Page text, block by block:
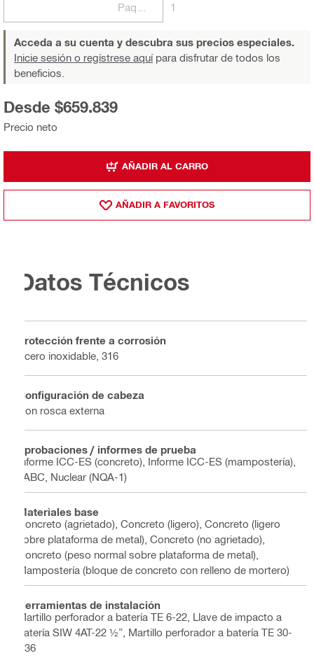
1
Acceda a su cuenta y descubra sus precios especiales.
Inicie sesión o regístrese aquípara disfrutar de todos los
beneficios.
Precio neto
Desde $659.839
AÑADIR AL CARRO
AÑADIR A FAVORITOS
Datos Técnicos
Protección frente a corrosión
Acero inoxidable, 316
Configuración de cabeza
Con rosca externa
Aprobaciones / informes de prueba
Informe ICC-ES (concreto), Informe ICC-ES (mampostería),
LABC, Nuclear (NQA-1)
Materiales base
Concreto (agrietado), Concreto (ligero), Concreto (ligero
sobre plataforma de metal), Concreto (no agrietado),
Concreto (peso normal sobre plataforma de metal),
Mampostería (bloque de concreto con relleno de mortero)
Herramientas de instalación
Martillo perforador a batería TE 6-22, Llave de impacto a
batería SIW 4AT-22 ½”, Martillo perforador a batería TE 30-
A36